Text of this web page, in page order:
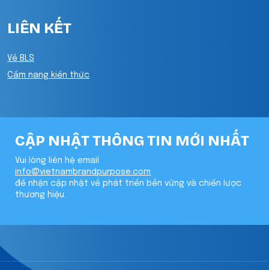
LIÊN KẾT
Về BLS
Cẩm nang kiến thức
CẬP NHẬT THÔNG TIN MỚI NHẤT
Vui lòng liên hệ email
info@vietnambrandpurpose.com
để nhận cập nhật về phát triển bền vững và chiến lược
thương hiệu.